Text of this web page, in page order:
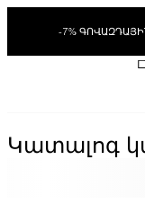
-7%
Կատալոգ